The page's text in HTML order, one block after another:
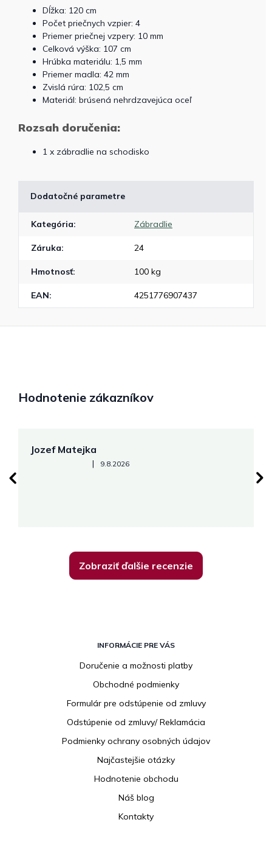
Dĺžka: 120 cm
Počet priečnych vzpier: 4
Priemer priečnej vzpery: 10 mm
Celková výška: 107 cm
Hrúbka materiálu: 1,5 mm
Priemer madla: 42 mm
Zvislá rúra: 102,5 cm
Materiál: brúsená nehrdzavejúca oceľ
Rozsah doručenia:
1 x zábradlie na schodisko
Dodatočné parametre
Kategória: Zábradlie
Záruka: 24
Hmotnosť: 100 kg
EAN: 4251776907437
Hodnotenie zákazníkov
Jozef Matejka
Hodnotenie obchodu je 5 z 5 hviezdičiek.
| 9.8.2026
Zobraziť ďalšie recenzie
INFORMÁCIE PRE VÁS
Doručenie a možnosti platby
Obchodné podmienky
Formulár pre odstúpenie od zmluvy
Odstúpenie od zmluvy/ Reklamácia
Podmienky ochrany osobných údajov
Najčastejšie otázky
Hodnotenie obchodu
Náš blog
Kontakty